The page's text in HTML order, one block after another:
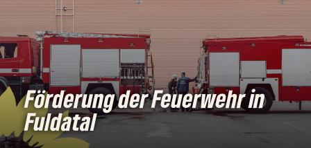
Förderung der Feuerwehr in
Fuldatal